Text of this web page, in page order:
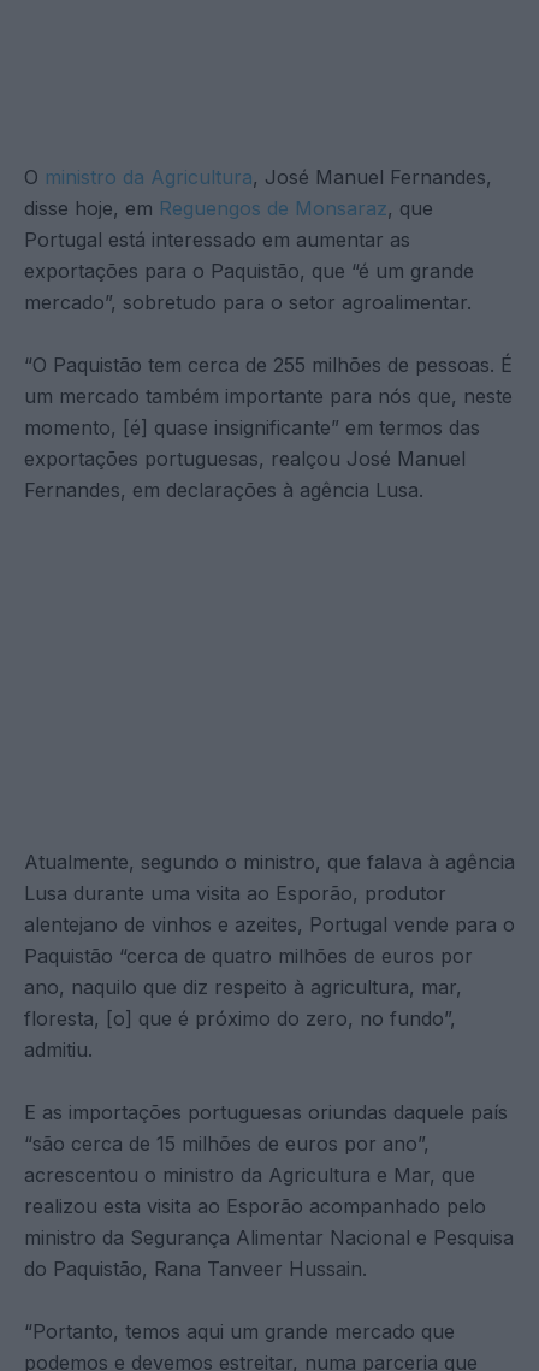
O ministro da Agricultura, José Manuel Fernandes,
disse hoje, em Reguengos de Monsaraz, que
Portugal está interessado em aumentar as
exportações para o Paquistão, que “é um grande
mercado”, sobretudo para o setor agroalimentar.
“O Paquistão tem cerca de 255 milhões de pessoas. É
um mercado também importante para nós que, neste
momento, [é] quase insignificante” em termos das
exportações portuguesas, realçou José Manuel
Fernandes, em declarações à agência Lusa.
Atualmente, segundo o ministro, que falava à agência
Lusa durante uma visita ao Esporão, produtor
alentejano de vinhos e azeites, Portugal vende para o
Paquistão “cerca de quatro milhões de euros por
ano, naquilo que diz respeito à agricultura, mar,
floresta, [o] que é próximo do zero, no fundo”,
admitiu.
E as importações portuguesas oriundas daquele país
“são cerca de 15 milhões de euros por ano”,
acrescentou o ministro da Agricultura e Mar, que
realizou esta visita ao Esporão acompanhado pelo
ministro da Segurança Alimentar Nacional e Pesquisa
do Paquistão, Rana Tanveer Hussain.
“Portanto, temos aqui um grande mercado que
podemos e devemos estreitar, numa parceria que